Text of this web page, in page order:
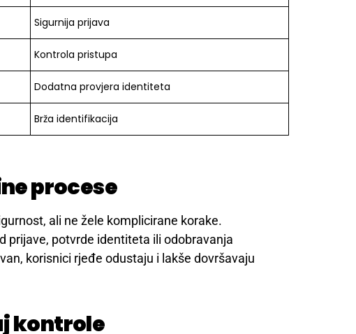
Sigurnija prijava
Kontrola pristupa
Dodatna provjera identiteta
Brža identifikacija
procese
ali ne žele komplicirane korake.
prijave, potvrde identiteta ili odobravanja
korisnici rjeđe odustaju i lakše dovršavaju
kontrole